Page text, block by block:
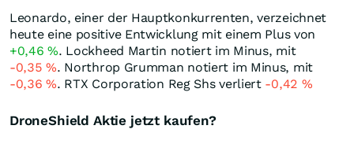
Leonardo, einer der Hauptkonkurrenten, verzeichnet
heute eine positive Entwicklung mit einem Plus von
+0,46%. Lockheed Martin notiert im Minus, mit
-0,35%. Northrop Grumman notiert im Minus, mit
-0,36%. RTX Corporation Reg Shs verliert -0,42 %
DroneShield Aktie jetzt kaufen?